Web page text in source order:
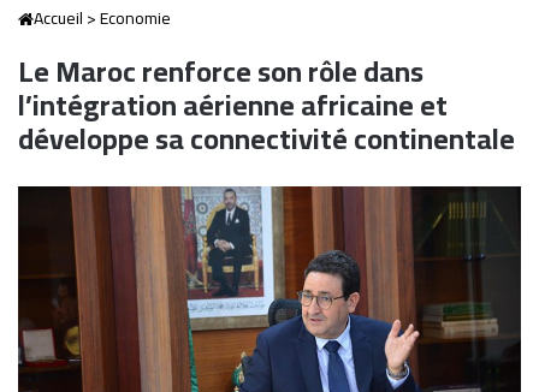
Accueil>Economie
Le Maroc renforce son rôle dans
l’intégration aérienne africaine et
développe sa connectivité continentale